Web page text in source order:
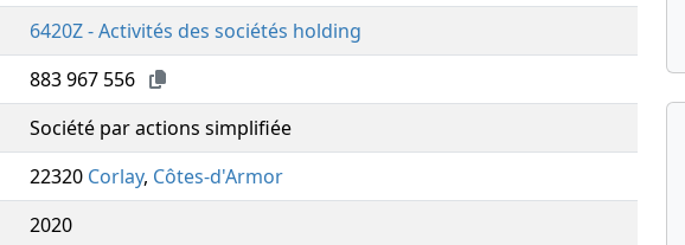
6420Z - Activités des sociétés holding
883 967 556
Société par actions simplifiée
22320 Corlay, Côtes-d'Armor
2020